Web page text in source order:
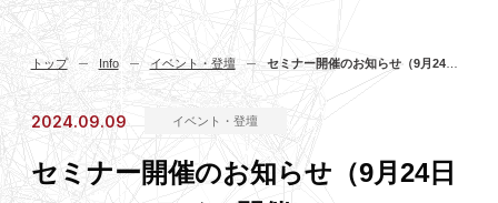
トップ Info イベント・登壇 セミナー開催のお知らせ（9月24日17:30オンライン開催）
2024.09.09 イベント・登壇
セミナー開催のお知らせ（9月24日